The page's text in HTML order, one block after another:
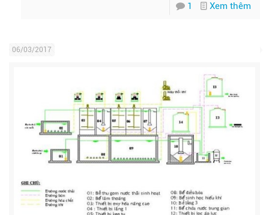
1 Xem thêm
06/03/2017